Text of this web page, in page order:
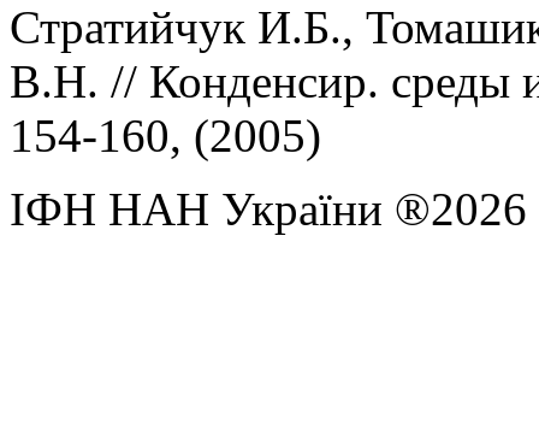
Стратийчук И.Б.,
В.Н. // Конденсир.
154-160, (2005)
ІФН НАН України ®2026